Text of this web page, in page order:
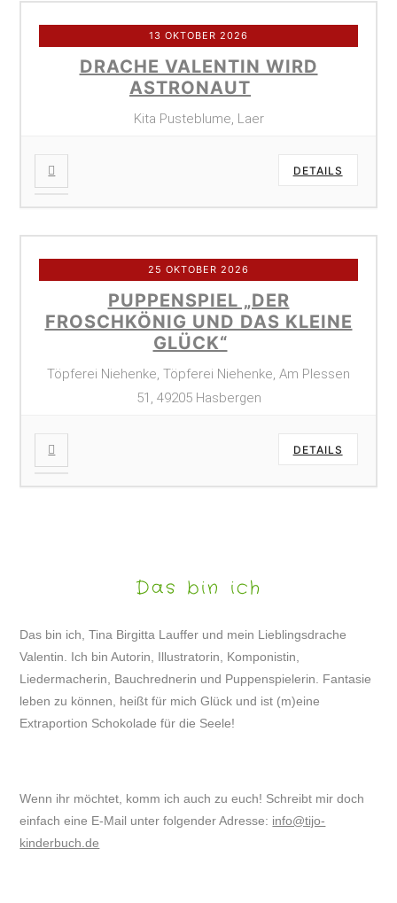
13 OKTOBER 2026
DRACHE VALENTIN WIRD
ASTRONAUT
Kita Pusteblume, Laer
DETAILS
25 OKTOBER 2026
PUPPENSPIEL „DER
FROSCHKÖNIG UND DAS KLEINE
GLÜCK“
Töpferei Niehenke, Töpferei Niehenke, Am Plessen
51, 49205 Hasbergen
DETAILS
Das bin ich
Das bin ich, Tina Birgitta Lauffer und mein Lieblingsdrache
Valentin. Ich bin Autorin, Illustratorin, Komponistin,
Liedermacherin, Bauchrednerin und Puppenspielerin. Fantasie
leben zu können, heißt für mich Glück und ist (m)eine
Extraportion Schokolade für die Seele!
Wenn ihr möchtet, komm ich auch zu euch! Schreibt mir doch
einfach eine E-Mail unter folgender Adresse: info@tijo-
kinderbuch.de